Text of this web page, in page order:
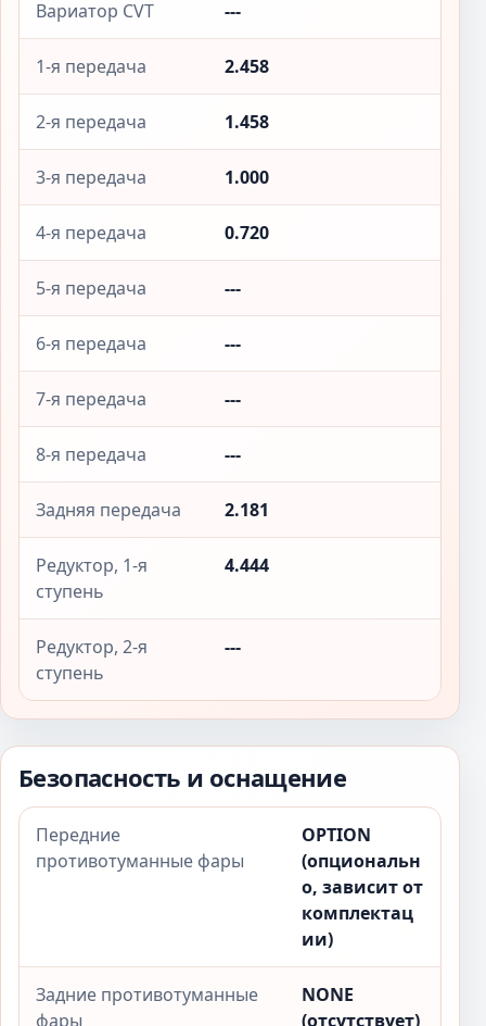
Вариатор CVT ---
1-я передача 2.458
2-я передача 1.458
3-я передача 1.000
4-я передача 0.720
5-я передача ---
6-я передача ---
7-я передача ---
8-я передача ---
Задняя передача 2.181
Редуктор, 1-я
ступень
4.444
Редуктор, 2-я
ступень
---
Безопасность и оснащение
Передние
противотуманные фары
OPTION
(опциональн
о, зависит от
комплектац
ии)
Задние противотуманные
фары
NONE
(отсутствует)